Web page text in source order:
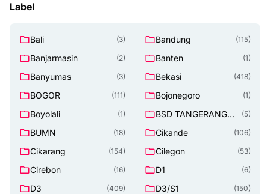
Label
Bali (3) Bandung (115)
Banjarmasin (2) Banten (1)
Banyumas (3) Bekasi (418)
BOGOR (111) Bojonegoro (1)
Boyolali (1)
BSD TANGERANG
(5)
BUMN (18) Cikande (106)
Cikarang (154) Cilegon (53)
Cirebon (16) D1 (6)
D3 (409) D3/S1 (150)